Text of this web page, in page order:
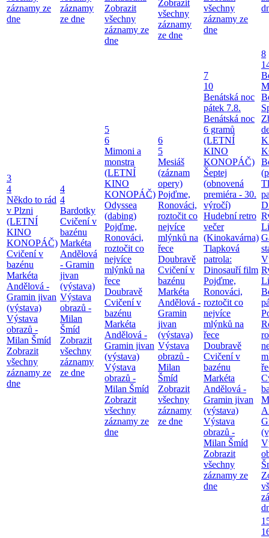
záznamy ze
dne
záznamy
ze dne
Zobrazit
všechny
záznamy ze
dne
Zobrazit
všechny
záznamy
ze dne
všechny
záznamy ze
dne
3
4
Někdo to rád
v Plzni
(LETNÍ
KINO
KONOPÁČ)
Cvičení v
bazénu
Markéta
Andělová -
Gramin jivan
(výstava)
Výstava
obrazů -
Milan Šmíd
Zobrazit
všechny
záznamy ze
dne
4
4
Bardotky
Cvičení v
bazénu
Markéta
Andělová
- Gramin
jivan
(výstava)
Výstava
obrazů -
Milan
Šmíd
Zobrazit
všechny
záznamy
ze dne
5
6
Mimoni a
monstra
(LETNÍ
KINO
KONOPÁČ)
Odyssea
(dabing)
Pojďme,
Ronováci,
roztočit co
nejvíce
mlýnků na
řece
Doubravě
Cvičení v
bazénu
Markéta
Andělová -
Gramin jivan
(výstava)
Výstava
obrazů -
Milan Šmíd
Zobrazit
všechny
záznamy ze
dne
6
5
Mesiáš
(záznam
opery)
Pojďme,
Ronováci,
roztočit co
nejvíce
mlýnků na
řece
Doubravě
Cvičení v
bazénu
Markéta
Andělová -
Gramin
jivan
(výstava)
Výstava
obrazů -
Milan
Šmíd
Zobrazit
všechny
záznamy
ze dne
7
10
Benátská noc
pátek 7.8.
Benátská noc
6 gramů
(LETNÍ
KINO
KONOPÁČ)
Šeptej
(obnovená
premiéra - 30.
výročí)
Hudební retro
večer
(Kinokavárna)
Tlapková
patrola:
Dinosauří film
Pojďme,
Ronováci,
roztočit co
nejvíce
mlýnků na
řece
Doubravě
Cvičení v
bazénu
Markéta
Andělová -
Gramin jivan
(výstava)
Výstava
obrazů -
Milan Šmíd
Zobrazit
všechny
záznamy ze
dne
8